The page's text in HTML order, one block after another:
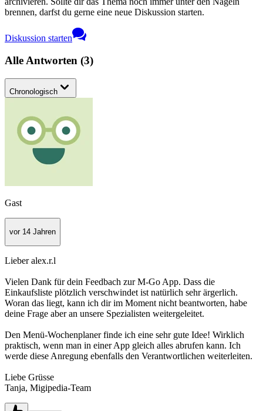
brennen, darfst du gerne eine neue Diskussion starten.
Diskussion starten
Alle Antworten (3)
Chronologisch
Gast
vor 14 Jahren
Lieber alex.r.l
Vielen Dank für dein Feedbach zur M-Go App. Dass die
Einkaufsliste plötzlich verschwindet ist natürlich sehr ärgerlich.
Woran das liegt, kann ich dir im Moment nicht beantworten, habe
deine Frage aber an unsere Spezialisten weitergeleitet.
Den Menü-Wochenplaner finde ich eine sehr gute Idee! Wirklich
praktisch, wenn man in einer App gleich alles abrufen kann. Ich
werde diese Anregung ebenfalls den Verantwortlichen weiterleiten.
Liebe Grüsse
Tanja, Migipedia-Team